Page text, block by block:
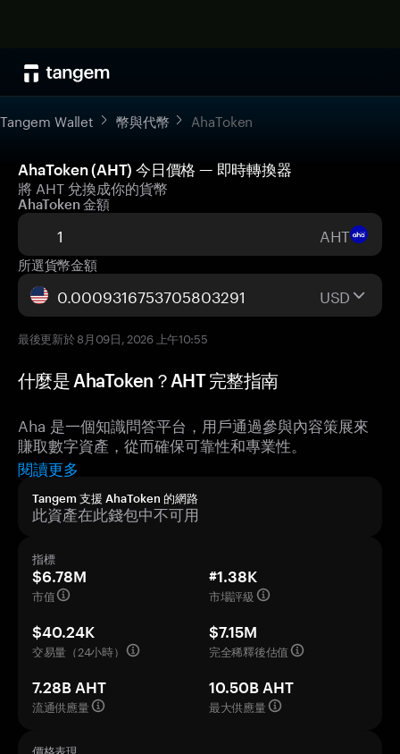
Tangem Wallet 幣與代幣 AhaToken
AhaToken (AHT) 今日價格 — 即時轉換器
將 AHT 兌換成你的貨幣
AhaToken 金額
AHT
所選貨幣金額
USD
最後更新於 8月09日, 2026 上午10:55
什麼是 AhaToken？AHT 完整指南
Aha 是一個知識問答平台，用戶通過參與內容策展來
賺取數字資產，從而確保可靠性和專業性。
閱讀更多
Tangem 支援 AhaToken 的網路
此資產在此錢包中不可用
指標
$6.78M
市值
#1.38K
市場評級
$40.24K
交易量（24小時）
$7.15M
完全稀釋後估值
7.28B AHT
流通供應量
10.50B AHT
最大供應量